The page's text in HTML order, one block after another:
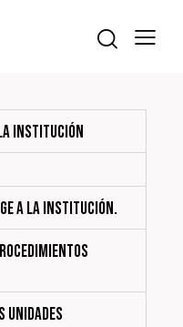
INSTITUCIÓN
A LA INSTITUCIÓN.
UNIDADES